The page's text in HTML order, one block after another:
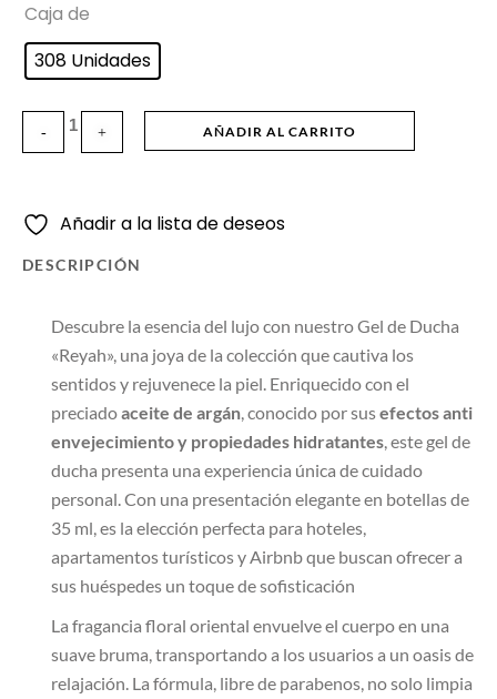
Caja de
308 Unidades
AÑADIR AL CARRITO
Añadir a la lista de deseos
DESCRIPCIÓN
Descubre la esencia del lujo con nuestro Gel de Ducha
«Reyah», una joya de la colección que cautiva los
sentidos y rejuvenece la piel. Enriquecido con el
preciadoaceite de argán , conocido por susefectos anti
envejecimiento y propiedades hidratantes , este gel de
ducha presenta una experiencia única de cuidado
personal. Con una presentación elegante en botellas de
35 ml, es la elección perfecta para hoteles,
apartamentos turísticos y Airbnb que buscan ofrecer a
sus huéspedes un toque de sofisticación
La fragancia floral oriental envuelve el cuerpo en una
suave bruma, transportando a los usuarios a un oasis de
relajación. La fórmula, libre de parabenos, no solo limpia